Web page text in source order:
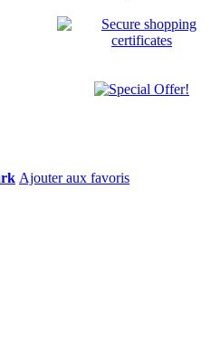
Ajouter aux favoris